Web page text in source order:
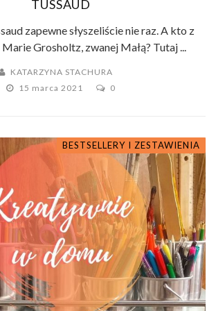
TUSSAUD
zapewne słyszeliście nie raz. A kto z
Marie Grosholtz, zwanej Małą? Tutaj ...
KATARZYNA STACHURA
15 marca 2021
0
BESTSELLERY I ZESTAWIENIA